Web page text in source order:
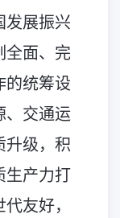
发展振兴
全面、完
的统筹设
、交通运
升级，积
生产力打
友好，